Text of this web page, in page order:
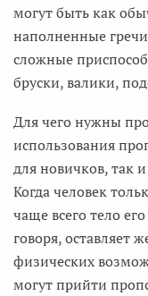
могут быть как
наполненные
сложные
бруски, валики,
Для чего нужны
использования
для новичков, так
Когда человек
чаще всего тело
говоря, оставляет
физических
могут прийти